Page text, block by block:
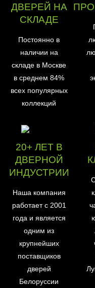
ДВЕРЕЙ НА
СКЛАДЕ
Постоянно в
наличии на
складе в Москве
в среднем 84%
всех популярных
коллекций
20+ ЛЕТ В
ДВЕРНОЙ
ИНДУСТРИИ
Наша компания
работает с 2001
года и является
одним из
крупнейших
поставщиков
дверей
Белоруссии